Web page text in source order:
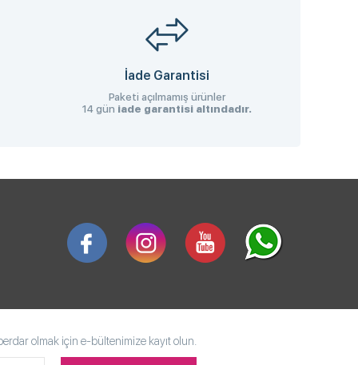
İade Garantisi
Paketi açılmamış ürünler
14 gün iade garantisi altındadır.
olmak için e-bültenimize kayıt olun.